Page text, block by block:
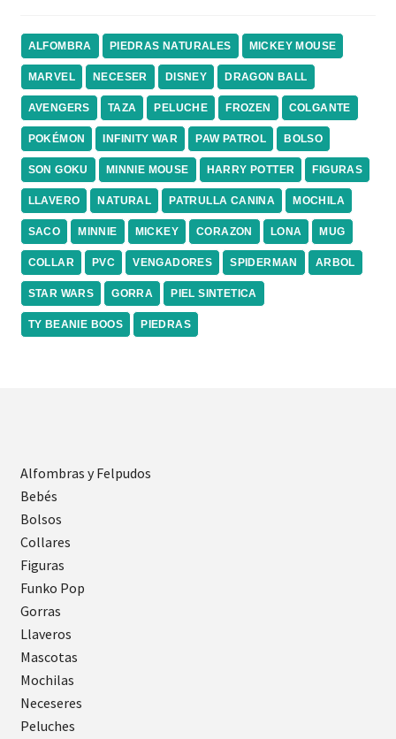
ALFOMBRA PIEDRAS NATURALES MICKEY MOUSE
MARVEL NECESER DISNEY DRAGON BALL
AVENGERS TAZA PELUCHE FROZEN COLGANTE
POKÉMON INFINITY WAR PAW PATROL BOLSO
SON GOKU MINNIE MOUSE HARRY POTTER FIGURAS
LLAVERO NATURAL PATRULLA CANINA MOCHILA
SACO MINNIE MICKEY CORAZON LONA MUG
COLLAR PVC VENGADORES SPIDERMAN ARBOL
STAR WARS GORRA PIEL SINTETICA
TY BEANIE BOOS PIEDRAS
Alfombras y Felpudos
Bebés
Bolsos
Collares
Figuras
Funko Pop
Gorras
Llaveros
Mascotas
Mochilas
Neceseres
Peluches